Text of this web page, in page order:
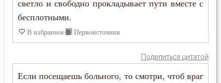
Лицемерие
светло и свободно прокладывает пути вместе с
бесплотными.
В избранное Первоисточник
Поделиться цитатой
Если посещаешь больного, то смотри, чтоб враг